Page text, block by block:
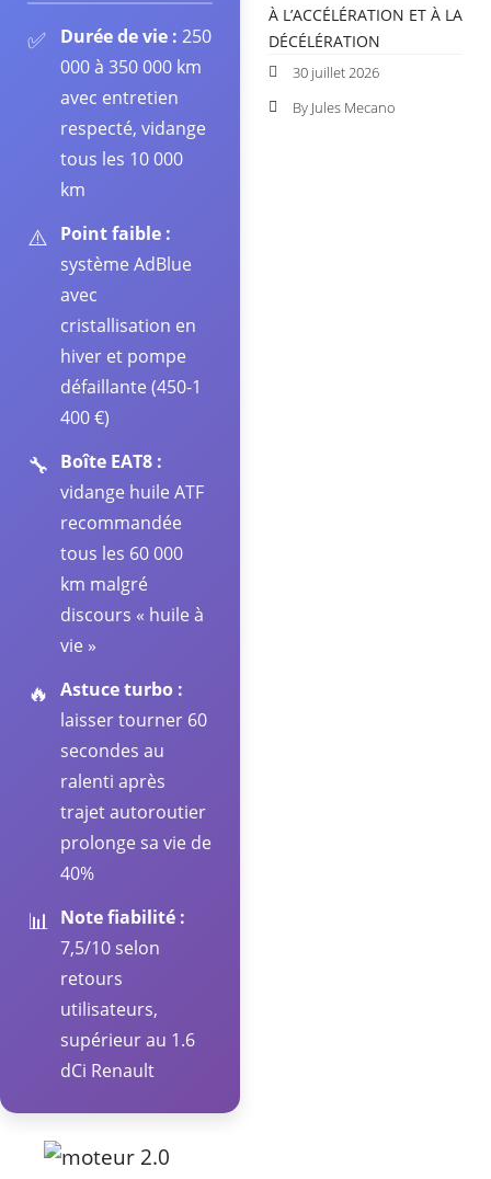
✅ Durée de vie : 250
000 à 350 000 km
avec entretien
respecté, vidange
tous les 10 000
km
⚠️ Point faible :
système AdBlue
avec
cristallisation en
hiver et pompe
défaillante (450-1
400 €)
🔧 Boîte EAT8 :
vidange huile ATF
recommandée
tous les 60 000
km malgré
discours « huile à
vie »
🔥 Astuce turbo :
laisser tourner 60
secondes au
ralenti après
trajet autoroutier
prolonge sa vie de
40%
📊 Note fiabilité :
7,5/10 selon
retours
utilisateurs,
supérieur au 1.6
dCi Renault
À L’ACCÉLÉRATION ET À LA
DÉCÉLÉRATION
30 juillet 2026
By Jules Mecano